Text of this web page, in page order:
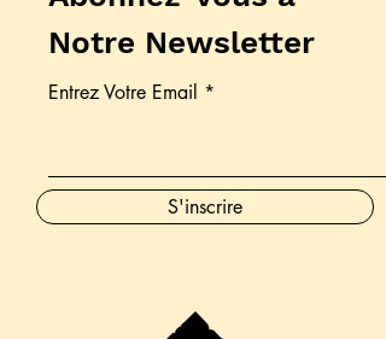
Notre Newsletter
Entrez Votre Email
S'inscrire